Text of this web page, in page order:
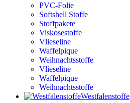
PVC-Folie
Softshell Stoffe
Stoffpakete
Viskosestoffe
Vlieseline
Waffelpique
Weihnachtsstoffe
Vlieseline
Waffelpique
Weihnachtsstoffe
Westfalenstoffe